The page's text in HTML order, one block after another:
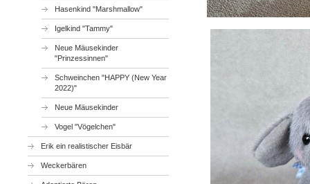
Hasenkind "Marshmallow"
Igelkind "Tammy"
Neue Mäusekinder
"Prinzessinnen"
Schweinchen "HAPPY (New Year
2022)"
Neue Mäusekinder
Vogel "Vögelchen"
Erik ein realistischer Eisbär
Weckerbären